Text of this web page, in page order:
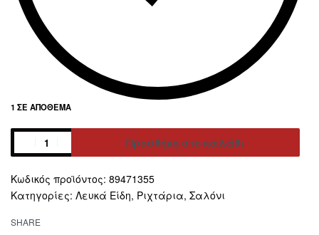
1 ΣΕ ΑΠΌΘΕΜΑ
Προσθήκη στο καλάθι
89471355
Κατηγορίες: Λευκά Είδη, Ριχτάρια, Σαλόνι
SHARE